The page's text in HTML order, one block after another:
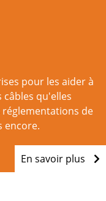
pour les aider à
qu'elles
de
encore.
En savoir plus